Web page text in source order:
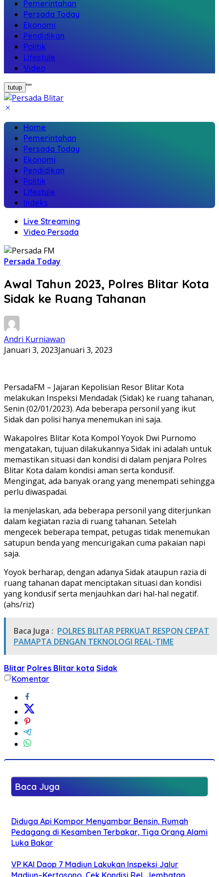
Pemerintahan
Persada Today
Ekonomi
Pendidikan
Politik
Lifestyle
Video
tutup ""
Home
Pemerintahan
Persada Today
Ekonomi
Pendidikan
Politik
Lifestyle
Indeks
Live Streaming
Video Persada
Persada Today
Awal Tahun 2023, Polres Blitar Kota
Sidak ke Ruang Tahanan
Andri Kurniawan
Januari 3, 2023Januari 3, 2023
PersadaFM – Jajaran Kepolisian Resor Blitar Kota
melakukan Inspeksi Mendadak (Sidak) ke ruang tahanan,
Senin (02/01/2023). Ada beberapa personil yang ikut
Sidak dan polisi hanya menemukan ini saja.
Wakapolres Blitar Kota Kompol Yoyok Dwi Purnomo
mengatakan, tujuan dilakukannya Sidak ini adalah untuk
memastikan situasi dan kondisi di dalam penjara Polres
Blitar Kota dalam kondisi aman serta kondusif.
Mengingat, ada banyak orang yang menempati sehingga
perlu diwaspadai.
Ia menjelaskan, ada beberapa personil yang diterjunkan
dalam kegiatan razia di ruang tahanan. Setelah
mengecek beberapa tempat, petugas tidak menemukan
satupun benda yang mencurigakan cuma pakaian napi
saja.
Yoyok berharap, dengan adanya Sidak ataupun razia di
ruang tahanan dapat menciptakan situasi dan kondisi
yang kondusif serta menjauhkan dari hal-hal negatif.
(ahs/riz)
Baca Juga : POLRES BLITAR PERKUAT RESPON CEPAT
PAMAPTA DENGAN TEKNOLOGI REAL-TIME
Blitar Polres Blitar kota Sidak
Komentar
Baca Juga
Diduga Api Kompor Menyambar Bensin, Rumah
Pedagang di Kesamben Terbakar, Tiga Orang Alami
Luka Bakar
VP KAI Daop 7 Madiun Lakukan Inspeksi Jalur
Madiun–Kertosono, Cek Kondisi Rel, Jembatan,